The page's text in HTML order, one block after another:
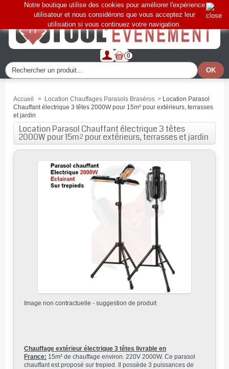
0
Notre boutique utilise des cookies pour améliorer l'expérience
utilisateur et nous considérons que vous acceptez leur
utilisation si vous continuez votre navigation.
Accueil > Location Chauffages Parasols Braséros > Location Parasol
Chauffant électrique 3 têtes 2000W pour 15m² pour extérieurs, terrasses
et jardin
Location Parasol Chauffant électrique 3 têtes
2000W pour 15m² pour extérieurs, terrasses et jardin
Image non contractuelle - suggestion de produit
Chauffage extérieur électrique 3 têtes livrable en
France: 15m² de chauffage environ. 220V 2000W. Ce parasol
chauffant est proposé sur trepied. Il possède 3 puissances de